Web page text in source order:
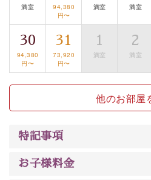
豊富な知識を持ったドライバ
案内します。事前ご予約制で
は【3日前まで】にお電話くだ
※交通規制などにより運行でき
※年末年始及び御柱祭前後は運
以上がプラン内容です。
で心癒されます。 清らかな源
いただける、美しく癒される
満室
94,380
円〜
満室 満室
30
94,380
円〜
31
73,920
円〜
1
満室
2
満室
他のお部屋
特記事項
お子様料金